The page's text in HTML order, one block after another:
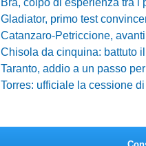
Bra, colpo di esperienza tra i
Gladiator, primo test
Catanzaro-Petriccione, avanti
Chisola da cinquina: battuto il
Taranto, addio a un passo per
Torres: ufficiale la cessione